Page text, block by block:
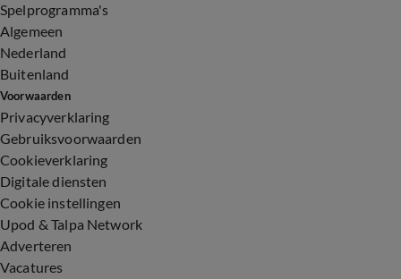
Spelprogramma's
Algemeen
Nederland
Buitenland
Voorwaarden
Privacyverklaring
Gebruiksvoorwaarden
Cookieverklaring
Digitale diensten
Cookie instellingen
Upod & Talpa Network
Adverteren
Vacatures